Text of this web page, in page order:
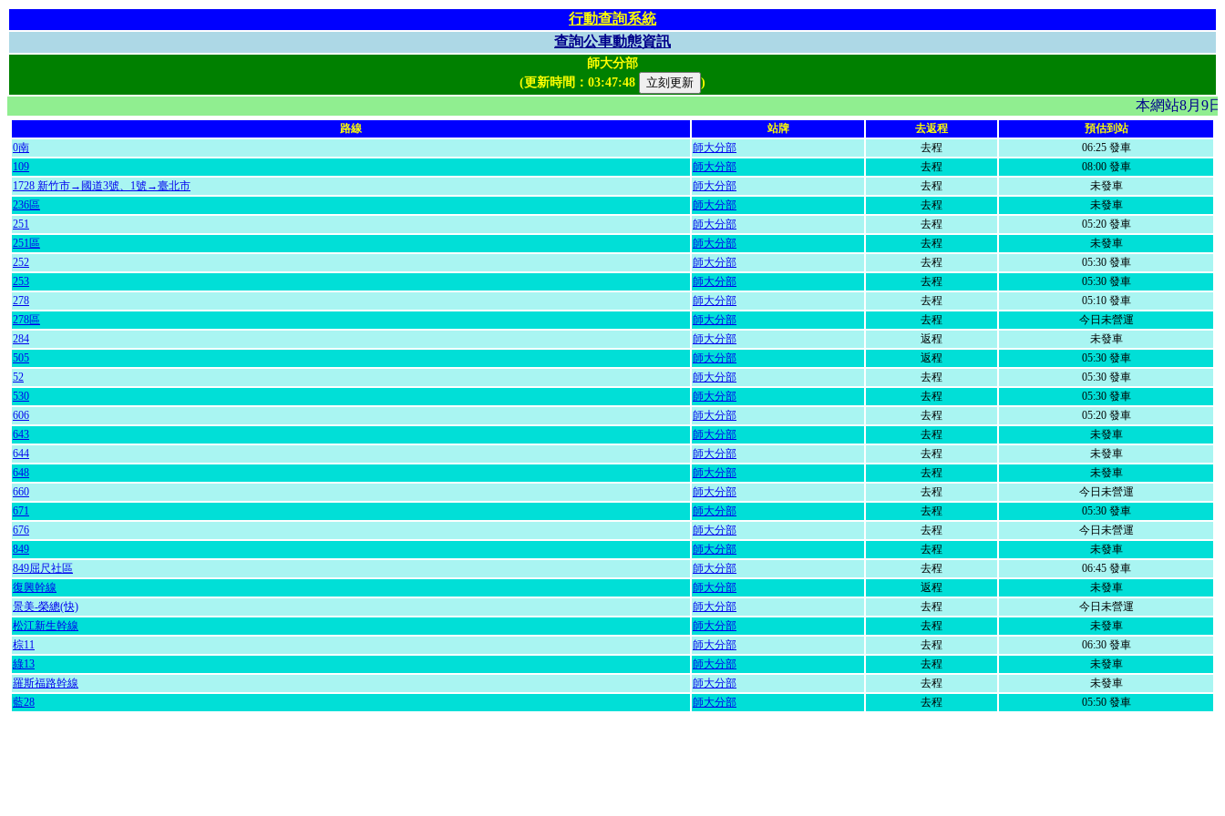
行動查詢系統
查詢公車動態資訊
師大分部
(更新時間： 03:47:48 )
本網站8月9
路線 站牌 去返程
預估到站
0南
師大分部 去程
06:25 發車
109
師大分部 去程
08:00 發車
1728 新竹市→國道3號、1號→臺北市
師大分部 去程
未發車
236區
師大分部 去程
未發車
251
師大分部 去程
05:20 發車
251區
師大分部 去程
未發車
252
師大分部 去程
05:30 發車
253
師大分部 去程
05:30 發車
278
師大分部 去程
05:10 發車
278區
師大分部 去程
今日未營運
284
師大分部 返程
未發車
505
師大分部 返程
05:30 發車
52
師大分部 去程
05:30 發車
530
師大分部 去程
05:30 發車
606
師大分部 去程
05:20 發車
643
師大分部 去程
未發車
644
師大分部 去程
未發車
648
師大分部 去程
未發車
660
師大分部 去程
今日未營運
671
師大分部 去程
05:30 發車
676
師大分部 去程
今日未營運
849
師大分部 去程
未發車
849屈尺社區
師大分部 去程
06:45 發車
復興幹線
師大分部 返程
未發車
景美-榮總(快)
師大分部 去程
今日未營運
松江新生幹線
師大分部 去程
未發車
棕11
師大分部 去程
06:30 發車
綠13
師大分部 去程
未發車
羅斯福路幹線
師大分部 去程
未發車
藍28
師大分部 去程 05:50 發車